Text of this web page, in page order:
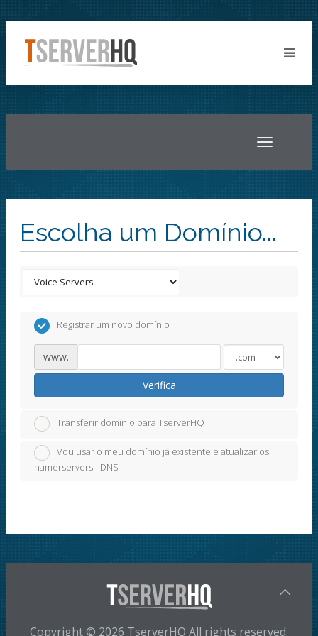
Toggle
Escolha um Domínio...
Registrar um novo domínio
www.
Verifica
Transferir domínio para TserverHQ
Vou usar o meu domínio já existente e atualizar os
namerservers - DNS
Copyright © 2026 TserverHQ All rights reserved.